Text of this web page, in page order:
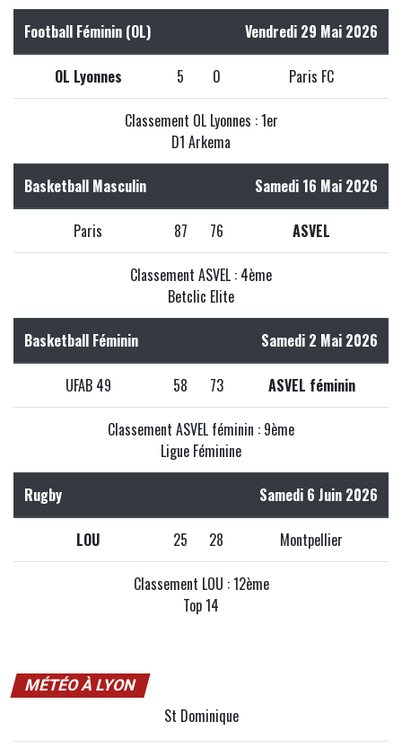
Football Féminin (OL) Vendredi 29 Mai 2026
OL Lyonnes 5 0 Paris FC
Classement OL Lyonnes : 1er
D1 Arkema
Basketball Masculin Samedi 16 Mai 2026
Paris 87 76 ASVEL
Classement ASVEL : 4ème
Betclic Elite
Basketball Féminin Samedi 2 Mai 2026
UFAB 49 58 73 ASVEL féminin
Classement ASVEL féminin : 9ème
Ligue Féminine
Rugby Samedi 6 Juin 2026
LOU 25 28 Montpellier
Classement LOU : 12ème
Top 14
MÉTÉO À LYON
St Dominique